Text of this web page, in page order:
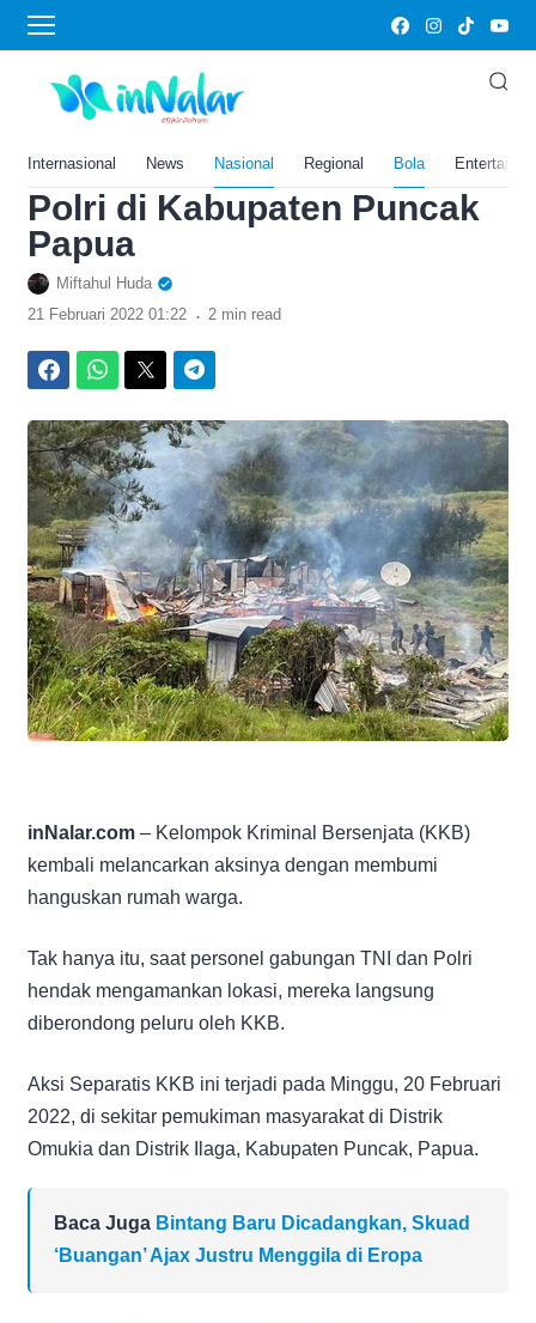
Internasional News Nasional Regional Bola
Home›Bola
Makin Menjadi, KKB Bumi
Hanguskan Rumah Warga
dan Tembaki Personil TNI-
Polri di Kabupaten Puncak
Papua
Miftahul Huda
21 Februari 2022 01:22 . 2 min read
inNalar.com – Kelompok Kriminal Bersenjata (KKB)
kembali melancarkan aksinya dengan membumi
hanguskan rumah warga.
Tak hanya itu, saat personel gabungan TNI dan Polri
hendak mengamankan lokasi, mereka langsung
diberondong peluru oleh KKB.
Aksi Separatis KKB ini terjadi pada Minggu, 20 Februari
2022, di sekitar pemukiman masyarakat di Distrik
Omukia dan Distrik Ilaga, Kabupaten Puncak, Papua.
Baca Juga Bintang Baru Dicadangkan, Skuad
‘Buangan’ Ajax Justru Menggila di Eropa